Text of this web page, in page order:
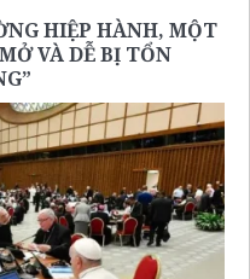
HIỆP HÀNH, MỘT
VÀ DỄ BỊ TỔN